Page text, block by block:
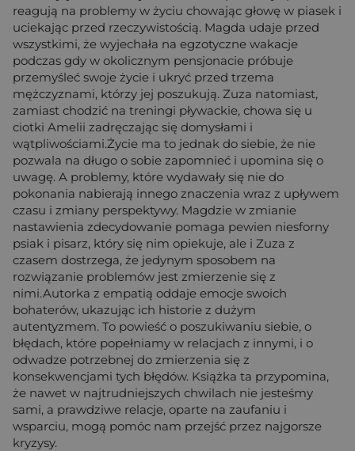
reagują na problemy w życiu chowając głowę w piasek i
uciekając przed rzeczywistością. Magda udaje przed
wszystkimi, że wyjechała na egzotyczne wakacje
podczas gdy w okolicznym pensjonacie próbuje
przemyśleć swoje życie i ukryć przed trzema
mężczyznami, którzy jej poszukują. Zuza natomiast,
zamiast chodzić na treningi pływackie, chowa się u
ciotki Amelii zadręczając się domysłami i
wątpliwościami.Życie ma to jednak do siebie, że nie
pozwala na długo o sobie zapomnieć i upomina się o
uwagę. A problemy, które wydawały się nie do
pokonania nabierają innego znaczenia wraz z upływem
czasu i zmiany perspektywy. Magdzie w zmianie
nastawienia zdecydowanie pomaga pewien niesforny
psiak i pisarz, który się nim opiekuje, ale i Zuza z
czasem dostrzega, że jedynym sposobem na
rozwiązanie problemów jest zmierzenie się z
nimi.Autorka z empatią oddaje emocje swoich
bohaterów, ukazując ich historie z dużym
autentyzmem. To powieść o poszukiwaniu siebie, o
błędach, które popełniamy w relacjach z innymi, i o
odwadze potrzebnej do zmierzenia się z
konsekwencjami tych błędów. Książka ta przypomina,
że nawet w najtrudniejszych chwilach nie jesteśmy
sami, a prawdziwe relacje, oparte na zaufaniu i
wsparciu, mogą pomóc nam przejść przez najgorsze
kryzysy.